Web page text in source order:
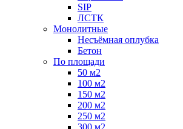
SIP
ЛСТК
Монолитные
Несъёмная оплубка
Бетон
По площади
50 м2
100 м2
150 м2
200 м2
250 м2
300 м2